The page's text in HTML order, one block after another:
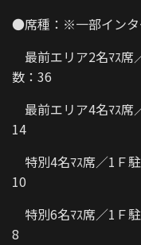
●席種：※一部インタ
最前エリア2名ﾏｽ
数：36
最前エリア4名ﾏｽ席
14
特別4名ﾏｽ席／
10
特別6名ﾏｽ席／
8